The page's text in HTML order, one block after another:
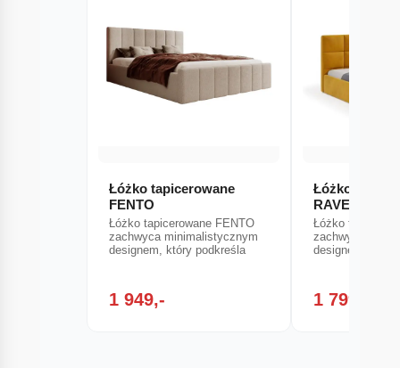
Łóżko tapicerowane
FENTO
Łóżko tapicerowane FENTO
zachwyca minimalistycznym
designem, który podkreśla
1 949,-
Łóżko
RAVEN
Łóżko
zachwyca
designem, który
1 799,-